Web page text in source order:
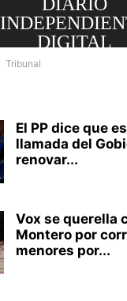
DIGITAL
Tribunal
El PP dice que
llamada del
renovar...
Vox se querella
Montero por
menores por...